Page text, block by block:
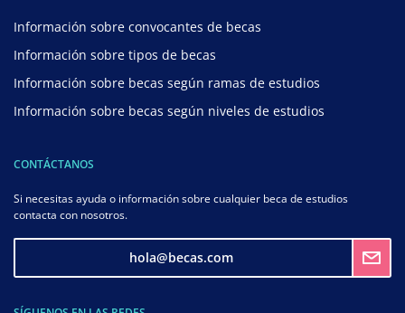
Información sobre convocantes de becas
Información sobre tipos de becas
Información sobre becas según ramas de estudios
Información sobre becas según niveles de estudios
CONTÁCTANOS
Si necesitas ayuda o información sobre cualquier beca de estudios
contacta con nosotros.
hola@becas.com